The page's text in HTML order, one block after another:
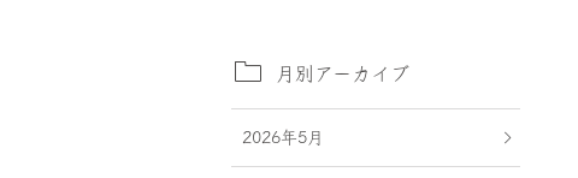
月別アーカイブ
2026年5月